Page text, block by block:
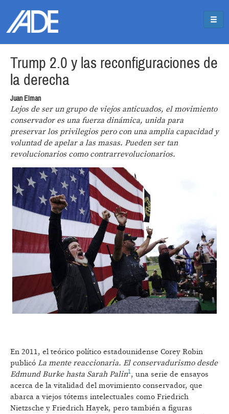
Trump 2.0 y las reconfiguraciones de
la derecha
Juan Elman
Lejos de ser un grupo de viejos anticuados, el movimiento
conservador es una fuerza dinámica, unida para
preservar los privilegios pero con una amplia capacidad y
voluntad de apelar a las masas. Pueden ser tan
revolucionarios como contrarrevolucionarios.
En 2011, el teórico político estadounidense Corey Robin
publicó La mente reaccionaria. El conservadurismo desde
Edmund Burke hasta Sarah Palin1, una serie de ensayos
acerca de la vitalidad del movimiento conservador, que
abarca a viejos tótems intelectuales como Friedrich
Nietzsche y Friedrich Hayek, pero también a figuras